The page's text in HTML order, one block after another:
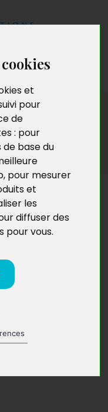
et
pour
de
: pour
base du
, pour mesurer
et
les
diffuser des
pour vous.